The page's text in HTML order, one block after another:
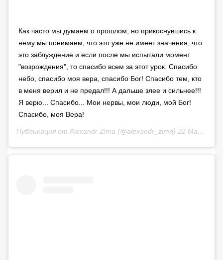
Как часто мы думаем о прошлом, но прикоснувшись к
нему мы понимаем, что это уже не имеет значения, что
это заблуждение и если после мы испытали момент
"возрождения", то спасибо всем за этот урок. Спасибо
небо, спасибо моя вера, спасибо Бог! Спасибо тем, кто
в меня верил и не предал!!! А дальше злее и сильнее!!!
Я верю... Спасибо... Мои нервы, мои люди, мой Бог!
Спасибо, моя Вера!
Публикация от Alexandr Zima (@alexandr_zima) 22 Май 2020 в 11:33 PDT